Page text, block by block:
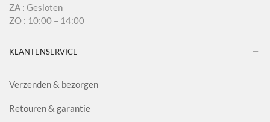
ZA : Gesloten
ZO : 10:00 – 14:00
KLANTENSERVICE
Verzenden & bezorgen
Retouren & garantie